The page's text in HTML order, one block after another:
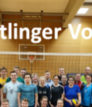
anzeigen